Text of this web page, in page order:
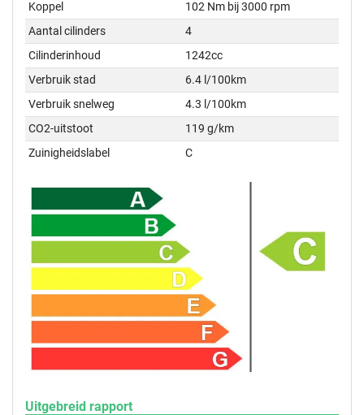
Koppel
102 Nm bij 3000 rpm
Aantal cilinders
4
Cilinderinhoud
1242cc
Verbruik stad
6.4 l/100km
Verbruik snelweg
4.3 l/100km
CO2-uitstoot
119 g/km
Zuinigheidslabel
C
Uitgebreid rapport